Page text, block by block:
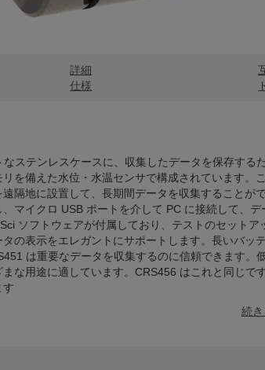
詳細
仕様
ステンレスケースに、収集したデータを保存する
を備えた水位・水温センサで構成されています。
隔地に設置して、長期間データを収集することがで
マイクロ USB ポートを介して PC に接続して、デ
ソフトウェアが付属しており、テストのセットア
の表示をエレガントにサポートします。長いバッ
は重要なデータを収集するのに信頼できます。
な用途に適しています。CRS456 はこれと同じで
す
続